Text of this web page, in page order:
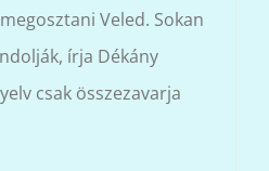
Veled. Sokan
írja Dékány
csak összezavarja